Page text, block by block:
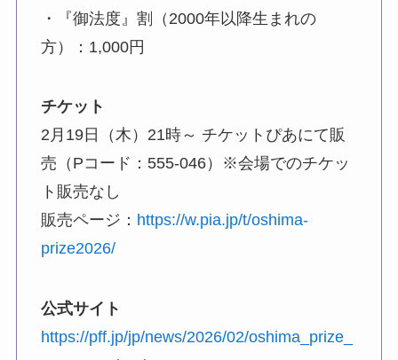
・『御法度』割（2000年以降生まれの
方）：1,000円
チケット
2月19日（木）21時～ チケットぴあにて販
売（Pコード：555-046）※会場でのチケッ
ト販売なし
販売ページ： https://w.pia.jp/t/oshima-
prize2026/
公式サイト
https://pff.jp/jp/news/2026/02/oshima_prize_